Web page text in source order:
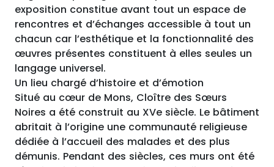
exposition constitue avant tout un espace de
rencontres et d’échanges accessible à tout un
chacun car l’esthétique et la fonctionnalité des
œuvres présentes constituent à elles seules un
langage universel.
Un lieu chargé d’histoire et d’émotion
Situé au cœur de Mons, Cloître des Sœurs
Noires a été construit au XVe siècle. Le bâtiment
abritait à l’origine une communauté religieuse
dédiée à l’accueil des malades et des plus
démunis. Pendant des siècles, ces murs ont été